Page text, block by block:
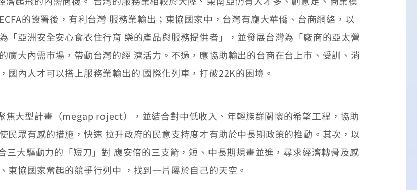
的簽署後，有利台灣 服務業輸出；東協國家中，台灣有龐大華僑、台商網絡，以
「亞洲安全安心食衣住行育 樂的產品與服務提供者」，並發展台灣為「廠商的亞太營
廣大內需市場，帶動台灣的經 濟活力。不過，應協助輸出的台商在台上市、受訓、消
國內人才可以搭上服務業輸出的 國際化列車，打破22K的困境。
大型計畫（megap roject），並結合對中低收入、年輕族群關懷的希望工程，協助
民眾有感的措施，快速 拉升政府的民意支持度才有助於中長期政策的推動。其次，以
三大驅動力的「短刀」對 應安倍的三支箭，短、中長期規畫並進，尋求經濟轉骨及感
協國家奮起的競爭行列中 ，找到一片屬於自己的天空。